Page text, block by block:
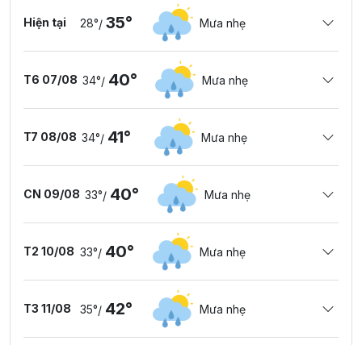
Hiện tại 28°/ 35° Mưa nhẹ
T6 07/08 34°/ 40° Mưa nhẹ
T7 08/08 34°/ 41° Mưa nhẹ
CN 09/08 33°/ 40° Mưa nhẹ
T2 10/08 33°/ 40° Mưa nhẹ
T3 11/08 35°/ 42° Mưa nhẹ